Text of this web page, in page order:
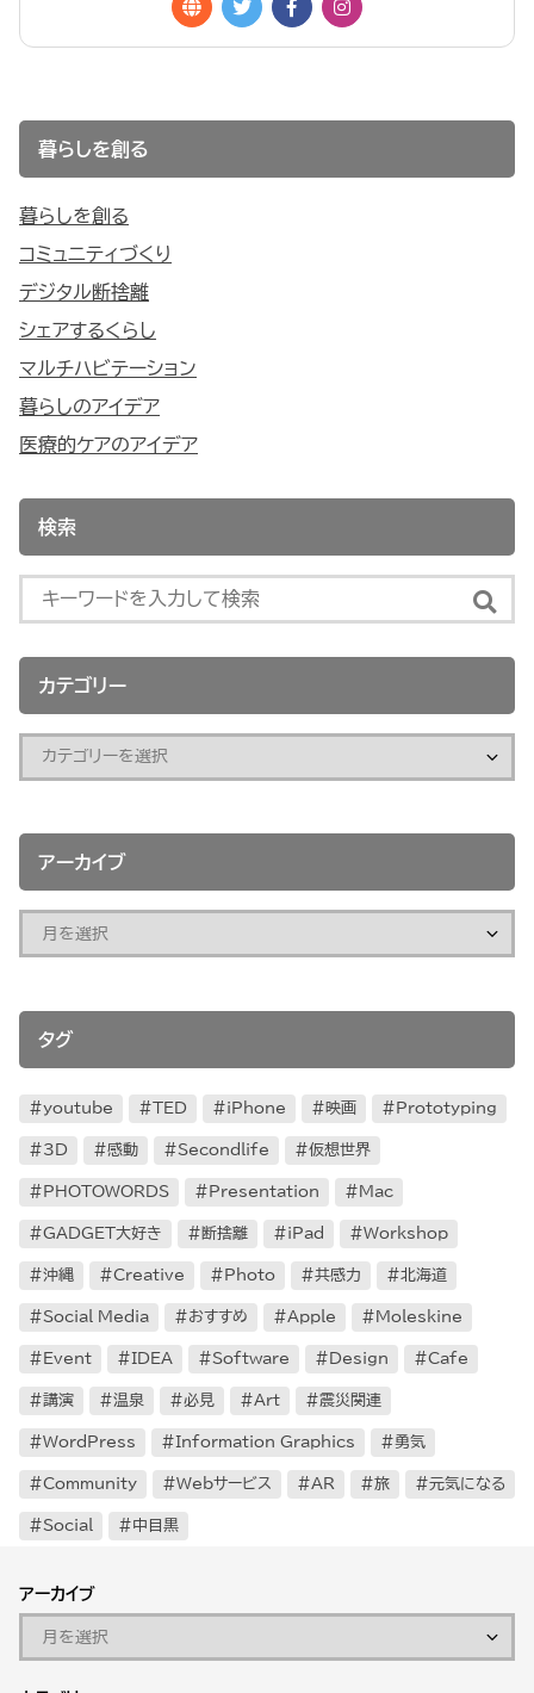
暮らしを創る
暮らしを創る
コミュニティづくり
デジタル断捨離
シェアするくらし
マルチハビテーション
暮らしのアイデア
医療的ケアのアイデア
検索
カテゴリー
アーカイブ
タグ
youtube TED iPhone 映画 Prototyping
3D 感動 Secondlife 仮想世界
PHOTOWORDS Presentation Mac
GADGET大好き 断捨離 iPad Workshop
沖縄 Creative Photo 共感力 北海道
Social Media おすすめ Apple Moleskine
Event IDEA Software Design Cafe
講演 温泉 必見 Art 震災関連
WordPress Information Graphics 勇気
Community Webサービス AR 旅 元気になる
Social 中目黒
アーカイブ